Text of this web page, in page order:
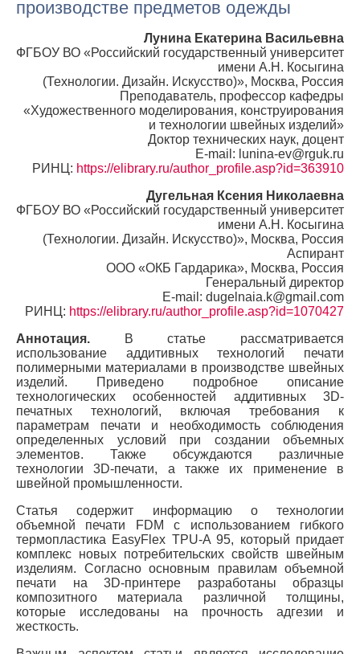
производстве предметов одежды
Лунина Екатерина Васильевна
ФГБОУ ВО «Российский государственный университет
имени А.Н. Косыгина
(Технологии. Дизайн. Искусство)», Москва, Россия
Преподаватель, профессор кафедры
«Художественного моделирования, конструирования
и технологии швейных изделий»
Доктор технических наук, доцент
E-mail: lunina-ev@rguk.ru
РИНЦ: https://elibrary.ru/author_profile.asp?id=363910
Дугельная Ксения Николаевна
ФГБОУ ВО «Российский государственный университет
имени А.Н. Косыгина
(Технологии. Дизайн. Искусство)», Москва, Россия
Аспирант
ООО «ОКБ Гардарика», Москва, Россия
Генеральный директор
E-mail: dugelnaia.k@gmail.com
РИНЦ: https://elibrary.ru/author_profile.asp?id=1070427
Аннотация. В статье рассматривается
использование аддитивных технологий печати
полимерными материалами в производстве швейных
изделий. Приведено подробное описание
технологических особенностей аддитивных 3D-
печатных технологий, включая требования к
параметрам печати и необходимость соблюдения
определенных условий при создании объемных
элементов. Также обсуждаются различные
технологии 3D-печати, а также их применение в
швейной промышленности.
Статья содержит информацию о технологии
объемной печати FDM с использованием гибкого
термопластика EasyFlex TPU-A 95, который придает
комплекс новых потребительских свойств швейным
изделиям. Согласно основным правилам объемной
печати на 3D-принтере разработаны образцы
композитного материала различной толщины,
которые исследованы на прочность адгезии и
жесткость.